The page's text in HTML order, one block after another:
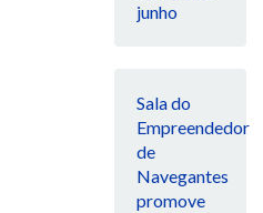
junho
Sala do
Empreendedor
de
Navegantes
promove